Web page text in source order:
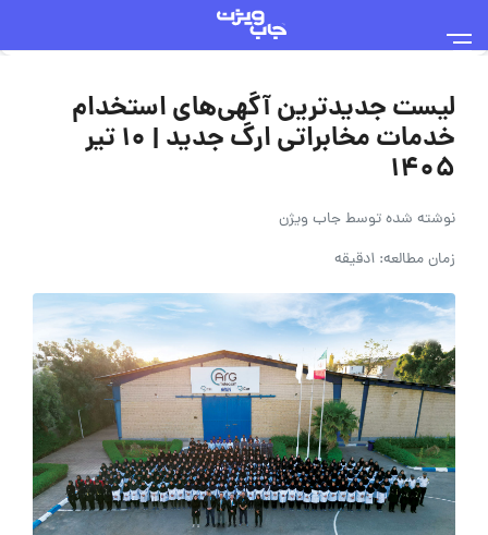
لیست جدیدترین آگهی‌های استخدام
خدمات مخابراتی ارگ جدید | ۱۰ تیر
۱۴۰۵
نوشته شده توسطجاب ویژن
زمان مطالعه: 1دقیقه